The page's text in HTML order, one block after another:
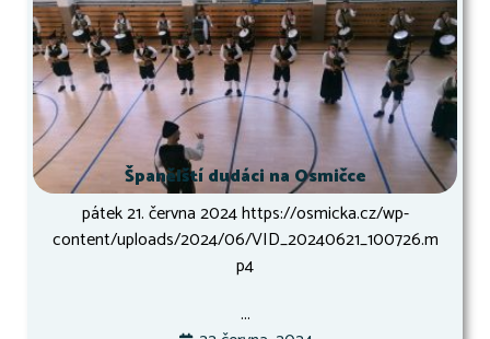
Španělští dudáci na Osmičce
pátek 21. června 2024 https://osmicka.cz/wp-
content/uploads/2024/06/VID_20240621_100726.m
p4
...